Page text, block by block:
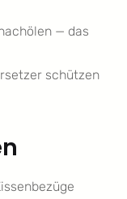
— das
schützen